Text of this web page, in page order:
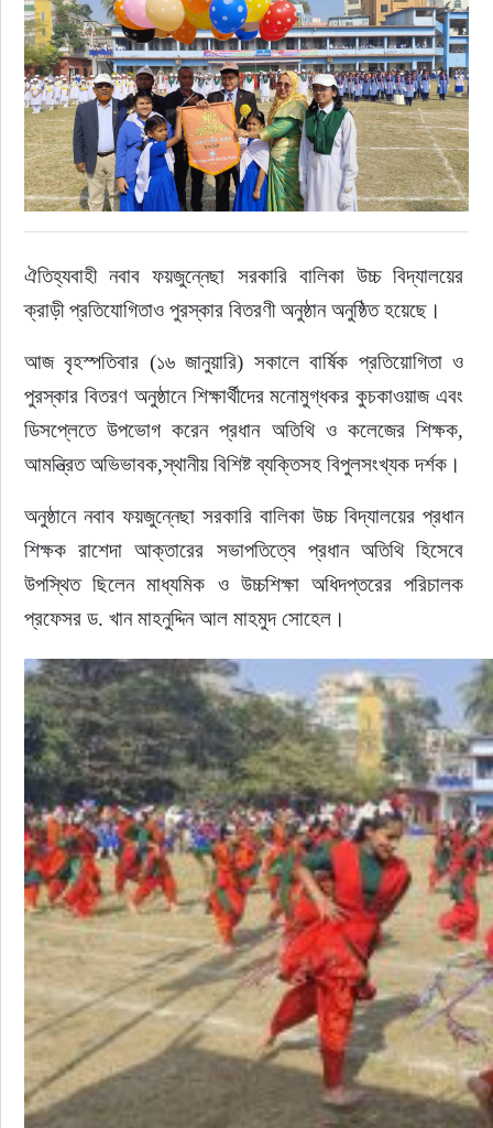
রাজনীতি
নির্বাচন
আলোচিত সংবাদ
ই-পেপার
অন্যান্য
ঐতিহ্যবাহী নবাব ফয়জুন্নেছা সরকারি বালিকা উচ্চ বিদ্যালয়ের
ক্রাড়ী প্রতিযোগিতাও পুরস্কার বিতরণী অনুষ্ঠান অনুষ্ঠিত হয়েছে।
আজ বৃহস্পতিবার (১৬ জানুয়ারি) সকালে বার্ষিক প্রতিয়োগিতা ও
পুরস্কার বিতরণ অনুষ্ঠানে শিক্ষার্থীদের মনোমুগ্ধকর কুচকাওয়াজ এবং
ডিসপ্লেতে উপভোগ করেন প্রধান অতিথি ও কলেজের শিক্ষক,
আমন্ত্রিত অভিভাবক,স্থানীয় বিশিষ্ট ব্যক্তিসহ বিপুলসংখ্যক দর্শক।
অনুষ্ঠানে নবাব ফয়জুন্নেছা সরকারি বালিকা উচ্চ বিদ্যালয়ের প্রধান
শিক্ষক রাশেদা আক্তারের সভাপতিত্বে প্রধান অতিথি হিসেবে
উপস্থিত ছিলেন মাধ্যমিক ও উচ্চশিক্ষা অধিদপ্তরের পরিচালক
প্রফেসর ড. খান মাহনুদ্দিন আল মাহমুদ সোহেল।